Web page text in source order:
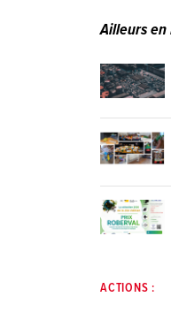
Ailleurs
ACTIONS :